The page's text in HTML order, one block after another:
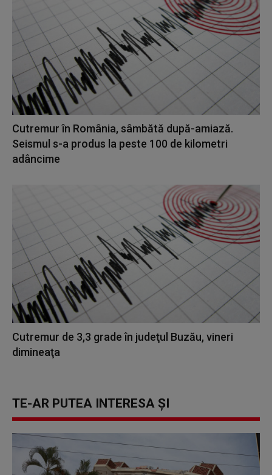
Cutremur în România, sâmbătă după-amiază.
Seismul s-a produs la peste 100 de kilometri
adâncime
Cutremur de 3,3 grade în judeţul Buzău, vineri
dimineaţa
TE-AR PUTEA INTERESA ȘI